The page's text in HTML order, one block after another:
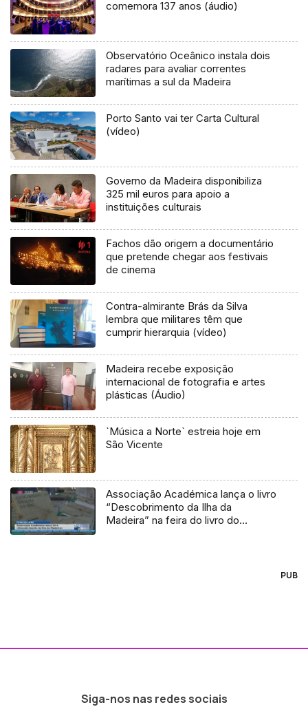
comemora 137 anos (áudio)
Observatório Oceânico instala dois
radares para avaliar correntes
marítimas a sul da Madeira
Porto Santo vai ter Carta Cultural
(vídeo)
Governo da Madeira disponibiliza
325 mil euros para apoio a
instituições culturais
Fachos dão origem a documentário
que pretende chegar aos festivais
de cinema
Contra-almirante Brás da Silva
lembra que militares têm que
cumprir hierarquia (vídeo)
Madeira recebe exposição
internacional de fotografia e artes
plásticas (Áudio)
`Música a Norte` estreia hoje em
São Vicente
Associação Académica lança o livro
“Descobrimento da Ilha da
Madeira” na feira do livro do
PUB
Siga-nos nas redes sociais